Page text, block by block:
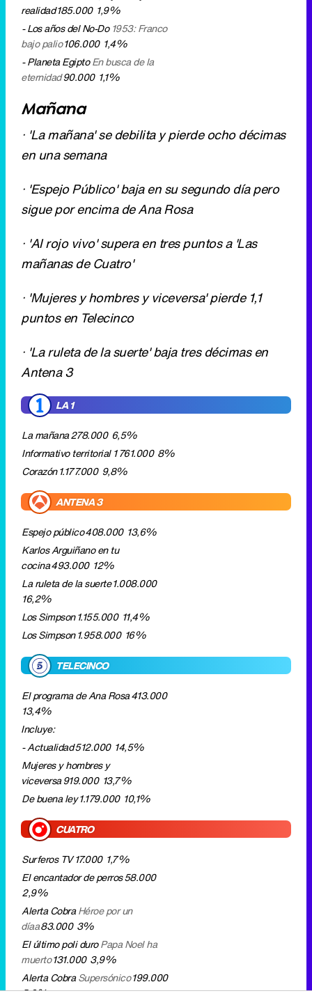
Mañana
· 'La mañana' se debilita y pierde ocho décimas
en una semana
sigue por encima de Ana Rosa
· 'Al rojo vivo' supera en tres puntos a 'Las
· 'Mujeres y hombres y viceversa' pierde 1,1
puntos en Telecinco
· 'La ruleta de la suerte' baja tres décimas en
Informativo territorial 1761.000 8%
Corazón1.177.000
ANTENA 3
Espejo público408.000 13,6%
Karlos Arguiñano en tu
cocina493.000 12%
La ruleta de la suerte
16,2%
Los Simpson1.958.000 16%
TELECINCO
El programa de Ana Rosa
13,4%
Incluye:
- Actualidad
Mujeres y hombres y
De buena ley1.179.000 10,1%
Surferos TV17.000 1,7%
El encantador de perros58.000
2,9%
Alerta Cobra
díaa83.000 3%
muerto131.000 3,9%
Alerta CobraSupersónico199.000
5,6%
Las mañanas de Cuatro 335.000
LASEXTA
laSexta en conciertoJosé
Mercé4.000 0,6%